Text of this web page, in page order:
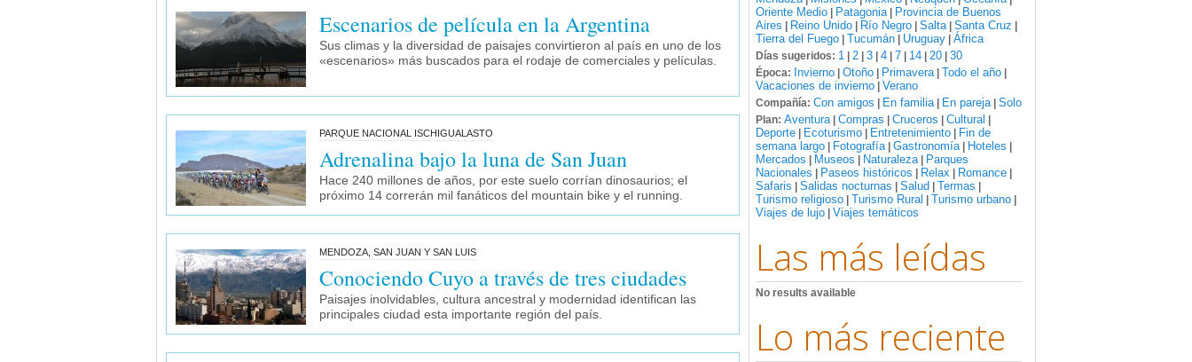
Oriente Medio Patagonia|
Provincia de Buenos
Aires
Reino Unido Río Negro Salta| Santa Cruz
Tierra del Fuego Tucumán Uruguay África
Días sugeridos: 1 2 3 4 7 14 20 30
Época: Invierno Otoño Primavera| Todo el año
Vacaciones de invierno Verano
Compañía: Con amigos En familia| En pareja| Solo
Plan: Aventura| Compras Cruceros Cultural
Deporte Ecoturismo Entretenimiento
Fin de
semana largo
Fotografía| Gastronomía| Hoteles
Mercados Museos Naturaleza|
Parques
Nacionales
Paseos históricos Relax Romance
Safaris Salidas nocturnas Salud Termas
Turismo religioso Turismo Rural Turismo urbano
Viajes de lujo Viajes temáticos
Las más leídas
No results available
Lo más reciente
Escenarios de película en la Argentina
Sus climas y la diversidad de paisajes convirtieron al país en uno de los
«escenarios» más buscados para el rodaje de comerciales y películas.
PARQUE NACIONAL ISCHIGUALASTO
Adrenalina bajo la luna de San Juan
Hace 240 millones de años, por este suelo corrían dinosaurios; el
próximo 14 correrán mil fanáticos del mountain bike y el running.
MENDOZA, SAN JUAN Y SAN LUIS
Conociendo Cuyo a través de tres ciudades
Paisajes inolvidables, cultura ancestral y modernidad identifican las
principales ciudad esta importante región del país.